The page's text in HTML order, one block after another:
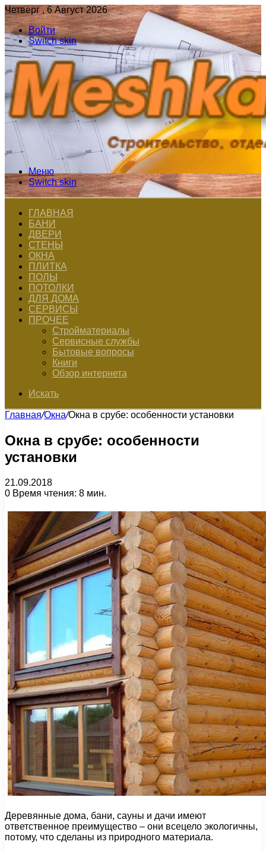
Четверг , 6 Август 2026
Войти
Switch skin
Меню
Switch skin
ГЛАВНАЯ
БАНИ
ДВЕРИ
СТЕНЫ
ОКНА
ПЛИТКА
ПОЛЫ
ПОТОЛКИ
ДЛЯ ДОМА
СЕРВИСЫ
ПРОЧЕЕ
Стройматериалы
Сервисные службы
Бытовые вопросы
Книги
Обзор интернета
Искать
Главная/Окна/Окна в срубе: особенности установки
Окна в срубе: особенности
установки
21.09.2018
0 Время чтения: 8 мин.
Деревянные дома, бани, сауны и дачи имеют
ответственное преимущество – они всецело экологичны,
потому, что сделаны из природного материала.